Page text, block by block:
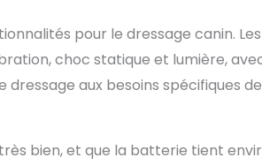
portable/chargeur/banque
longues journées de chasse et
jardin, cour et forêt). La Garantie est
de la commande. S'il a des questions
pour le dressage canin.
choc statique et lumière,
aux besoins spécifiques
bien, et que la batterie tient